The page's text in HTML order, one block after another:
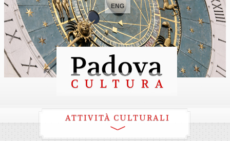
ENG
ATTIVITÀ CULTURALI